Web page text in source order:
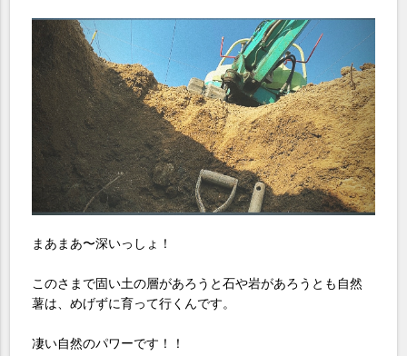
まあまあ〜深いっしょ！
このさまで固い土の層があろうと石や岩があろうとも自然
薯は、めげずに育って行くんです。
凄い自然のパワーです！！